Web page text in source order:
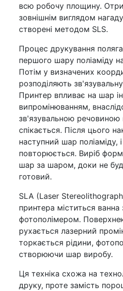
всю робочу площину.
зовнішнім виглядом
створені методом SLS.
Процес друкування
першого шару поліаміду
Потім у визначених
розподіляють
Принтер впливає на шар
випромінюванням,
зв'язувальною
спікається. Після цього
наступний шар поліаміду,
повторюється. Виріб
шар за шаром, доки не
готовий.
SLA (Laser
принтера міститься ванна
фотополімером.
рухається лазерний
торкається рідини,
створюючи шар виробу.
Ця техніка схожа на
друку, проте замість